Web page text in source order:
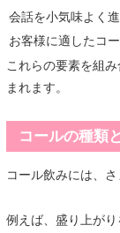
会話を小気味よく
お客様に適したコ
これらの要素を組
まれます。
コールの種類
コール飲みには、
例えば、盛り上が